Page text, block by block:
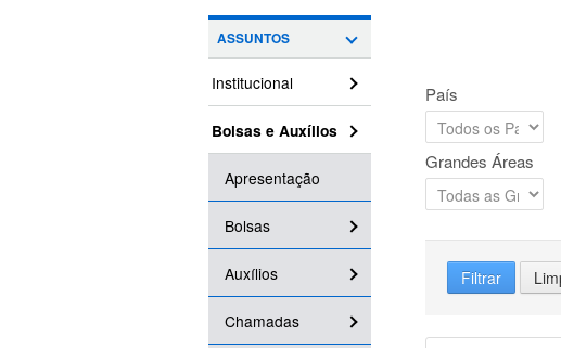
ASSUNTOS
Institucional
Bolsas e Auxílios
Apresentação
Bolsas
Auxílios
Chamadas
País
Grandes Áreas
Filtrar